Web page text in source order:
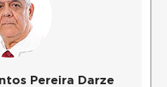
Pereira Darze